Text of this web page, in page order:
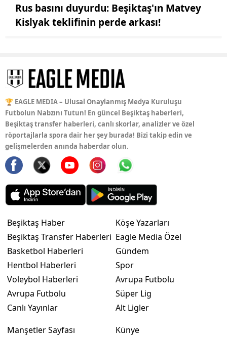
Rus basını duyurdu: Beşiktaş'ın Matvey
Kislyak teklifinin perde arkası!
🏆 EAGLE MEDIA – Ulusal Onaylanmış Medya Kuruluşu
Futbolun Nabzını Tutun! En güncel Beşiktaş haberleri,
Beşiktaş transfer haberleri, canlı skorlar, analizler ve özel
röportajlarla spora dair her şey burada! Bizi takip edin ve
gelişmelerden anında haberdar olun.
Beşiktaş Haber
Beşiktaş Transfer Haberleri
Basketbol Haberleri
Hentbol Haberleri
Voleybol Haberleri
Avrupa Futbolu
Canlı Yayınlar
Köşe Yazarları
Eagle Media Özel
Gündem
Spor
Avrupa Futbolu
Süper Lig
Alt Ligler
Manşetler Sayfası
Künye